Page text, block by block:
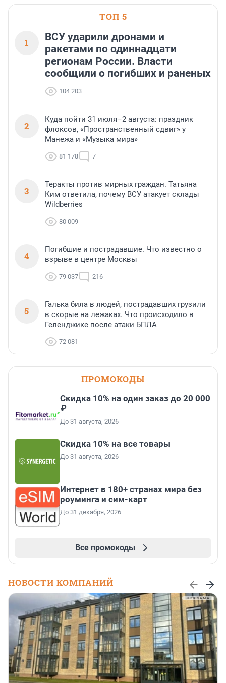
области».
ТОП 5
1
ВСУ ударили дронами и
ракетами по одиннадцати
регионам России. Власти
сообщили о погибших и раненых
104 203
2
Куда пойти 31 июля–2 августа: праздник
флоксов, «Пространственный сдвиг» у
Манежа и «Музыка мира»
81 178 7
3
Теракты против мирных граждан. Татьяна
Ким ответила, почему ВСУ атакует склады
Wildberries
80 009
4
Погибшие и пострадавшие. Что известно о
взрыве в центре Москвы
79 037 216
5
Галька била в людей, пострадавших грузили
в скорые на лежаках. Что происходило в
Геленджике после атаки БПЛА
72 081
ПРОМОКОДЫ
Скидка 10% на один заказ до 20 000
₽
До 31 августа, 2026
Скидка 10% на все товары
До 31 августа, 2026
Интернет в 180+ странах мира без
роуминга и сим-карт
До 31 декабря, 2026
Все промокоды
НОВОСТИ КОМПАНИЙ